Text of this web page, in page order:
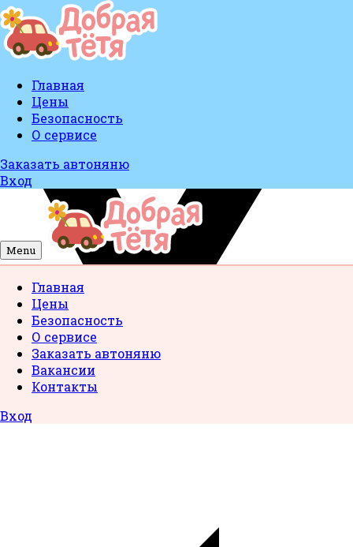
Главная
Цены
Безопасность
О сервисе
Заказать автоняню
Вход
Menu
Главная
Цены
Безопасность
О сервисе
Заказать автоняню
Вакансии
Контакты
Вход